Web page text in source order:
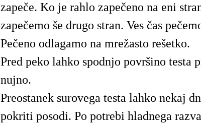
zapeče. Ko je rahlo zapečeno na eni
zapečemo še drugo stran. Ves čas
Pečeno odlagamo na mrežasto rešetko.
Pred peko lahko spodnjo površino testa
nujno.
Preostanek surovega testa lahko nekaj
pokriti posodi. Po potrebi hladnega